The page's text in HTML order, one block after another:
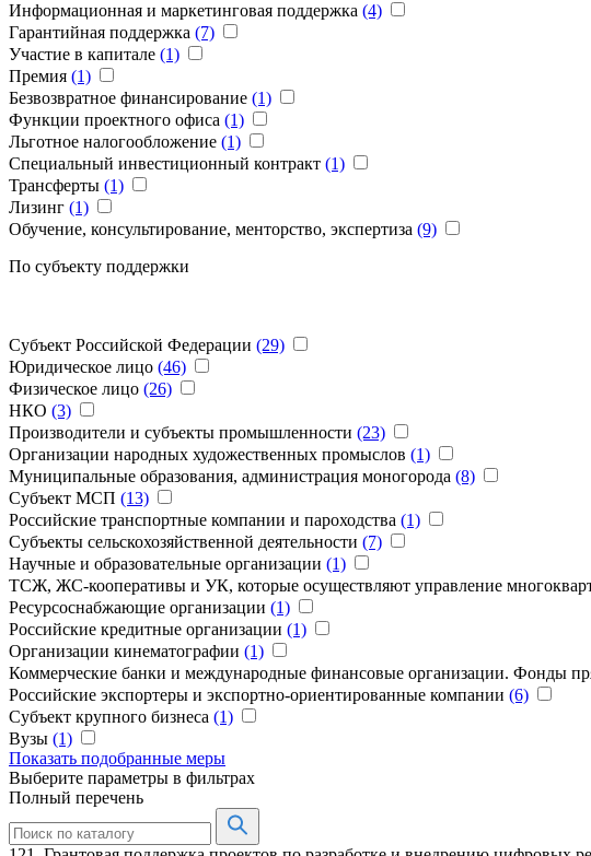
Информационная и маркетинговая поддержка (4)
Гарантийная поддержка (7)
Участие в капитале (1)
Премия (1)
Безвозвратное финансирование (1)
Функции проектного офиса (1)
Льготное налогообложение (1)
Специальный инвестиционный контракт (1)
Трансферты (1)
Лизинг (1)
Обучение, консультирование, менторство, экспертиза (9)
По субъекту поддержки
Субъект Российской Федерации (29)
Юридическое лицо (46)
Физическое лицо (26)
НКО (3)
Производители и субъекты промышленности (23)
Организации народных художественных промыслов (1)
Муниципальные образования, администрация моногорода (8)
Субъект МСП (13)
Российские транспортные компании и пароходства (1)
Субъекты сельскохозяйственной деятельности (7)
Научные и образовательные организации (1)
ТCЖ, ЖС-кооперативы и УК, которые осуществляют управление
Ресурсоснабжающие организации (1)
Российские кредитные организации (1)
Организации кинематографии (1)
Коммерческие банки и международные финансовые организации. Фонды
Российские экспортеры и экспортно-ориентированные компании (6)
Субъект крупного бизнеса (1)
Вузы (1)
Показать подобранные меры
Выберите параметры в фильтрах
Полный перечень